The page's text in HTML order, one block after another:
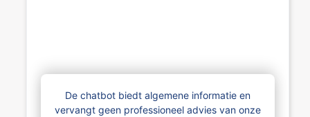
De chatbot biedt algemene informatie en
vervangt geen professioneel advies van onze
Bekijk alle FAQ’s